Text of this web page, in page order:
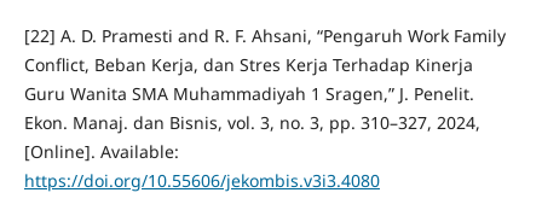
[22] A. D. Pramesti and R. F. Ahsani, “Pengaruh Work Family
Conflict, Beban Kerja, dan Stres Kerja Terhadap Kinerja
Guru Wanita SMA Muhammadiyah 1 Sragen,” J. Penelit.
Ekon. Manaj. dan Bisnis, vol. 3, no. 3, pp. 310–327, 2024,
[Online]. Available:
https://doi.org/10.55606/jekombis.v3i3.4080